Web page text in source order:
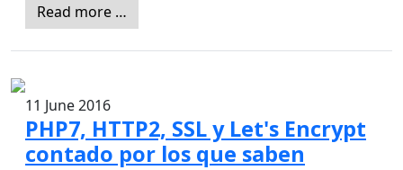
Read more …
11 June 2016
PHP7, HTTP2, SSL y Let's Encrypt
contado por los que saben